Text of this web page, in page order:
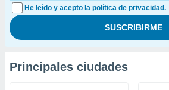
He leído y acepto la política de privacidad.
Principales ciudades